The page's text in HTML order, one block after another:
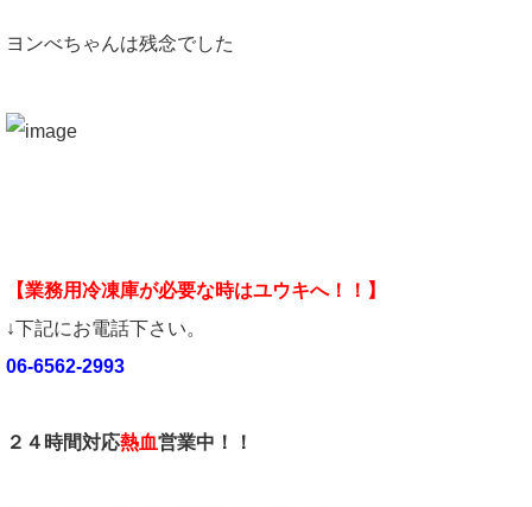
ヨンべちゃんは残念でした
【業務用冷凍庫が必要な時はユウキへ！！】
↓下記にお電話下さい。
06-6562-2993
２４時間対応熱血営業中！！